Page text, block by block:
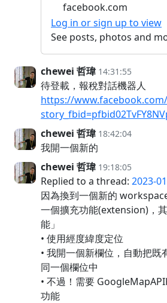
facebook.com
Log in or sign up to view
See posts, photos and
chewei 哲瑋 14:31:55
待登載，報稅對話機器人
https://
chewei 哲瑋 18:42:04
我開一個新的
chewei 哲瑋 19:18:05
Replied to a thread: 2023-
因為換到一個新的
一個擴充功能(extension)，
能」
• 使用經度緯度定位
• 我開一個新欄位，自動把既
同一個欄位中
• 不過！需要
功能